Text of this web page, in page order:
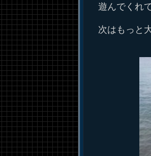
遊んでくれ
次はもっと